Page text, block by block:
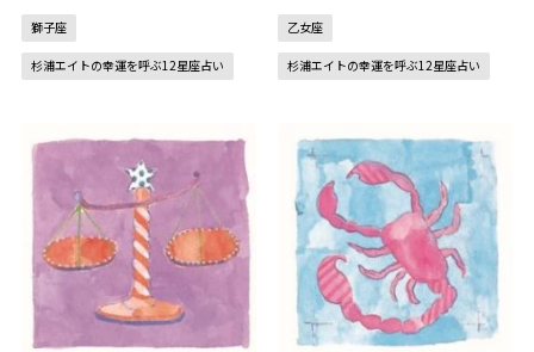
獅子座
杉浦エイトの幸運を呼ぶ12星座占い
乙女座
杉浦エイトの幸運を呼ぶ12星座占い